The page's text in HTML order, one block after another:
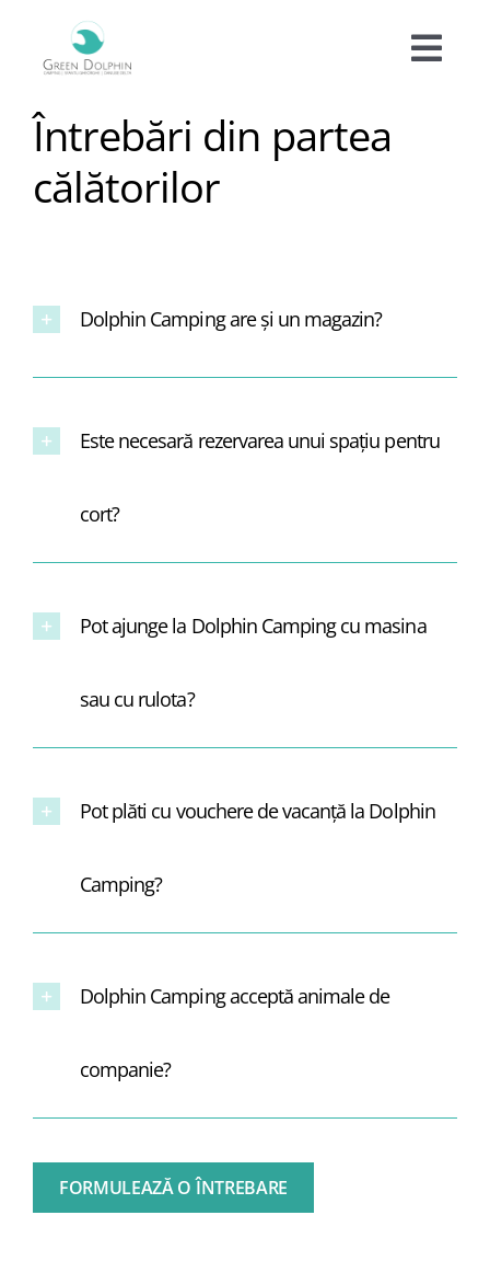
content
Cazare
Tarife
Blog
Contact
Întrebări din partea
călătorilor
Dolphin Camping are şi un magazin?
Este necesară rezervarea unui spațiu pentru
cort?
Pot ajunge la Dolphin Camping cu masina
sau cu rulota?
Pot plăti cu vouchere de vacanță la Dolphin
Camping?
Dolphin Camping acceptă animale de
companie?
FORMULEAZĂ O ÎNTREBARE